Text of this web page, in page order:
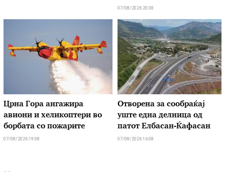
07/08/2026 20:08
Црна Гора ангажира
авиони и хеликоптери во
борбата со пожарите
07/08/2026 19:08
Отворена за сообраќај
уште една делница од
патот Елбасан-Ќафасан
07/08/2026 16:08